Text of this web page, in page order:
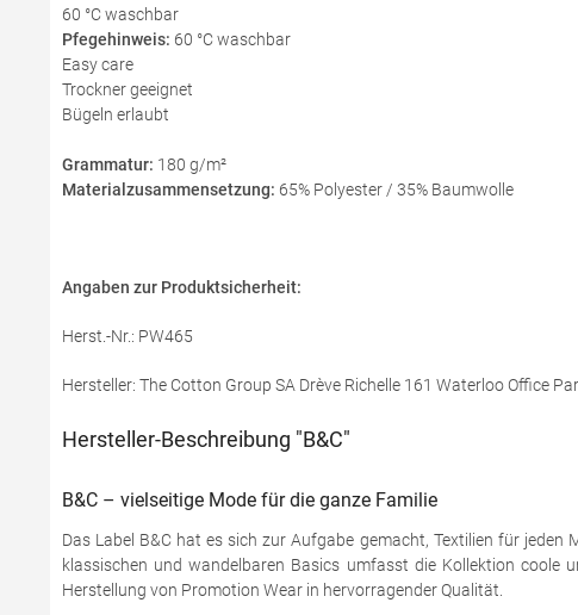
60 °C waschbar
Pfegehinweis: 60 °C waschbar
Easy care
Trockner geeignet
Bügeln erlaubt
Grammatur: 180 g/m²
Materialzusammensetzung: 65% Polyester / 35% Baumwolle
Angaben zur Produktsicherheit:
Herst.-Nr.: PW465
Hersteller: The Cotton Group SA Drève Richelle 161 Waterloo Office
Hersteller-Beschreibung "B&C"
B&C – vielseitige Mode für die ganze Familie
Das Label B&C hat es sich zur Aufgabe gemacht, Textilien für
klassischen und wandelbaren Basics umfasst die Kollektion coole
Herstellung von Promotion Wear in hervorragender Qualität.